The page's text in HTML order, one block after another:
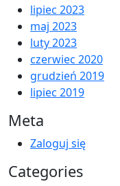
lipiec 2023
maj 2023
luty 2023
czerwiec 2020
grudzień 2019
lipiec 2019
Meta
Zaloguj się
Categories